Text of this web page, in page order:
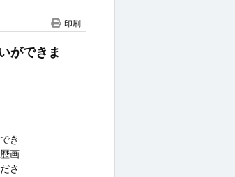
印刷
ができま
き
画
さ